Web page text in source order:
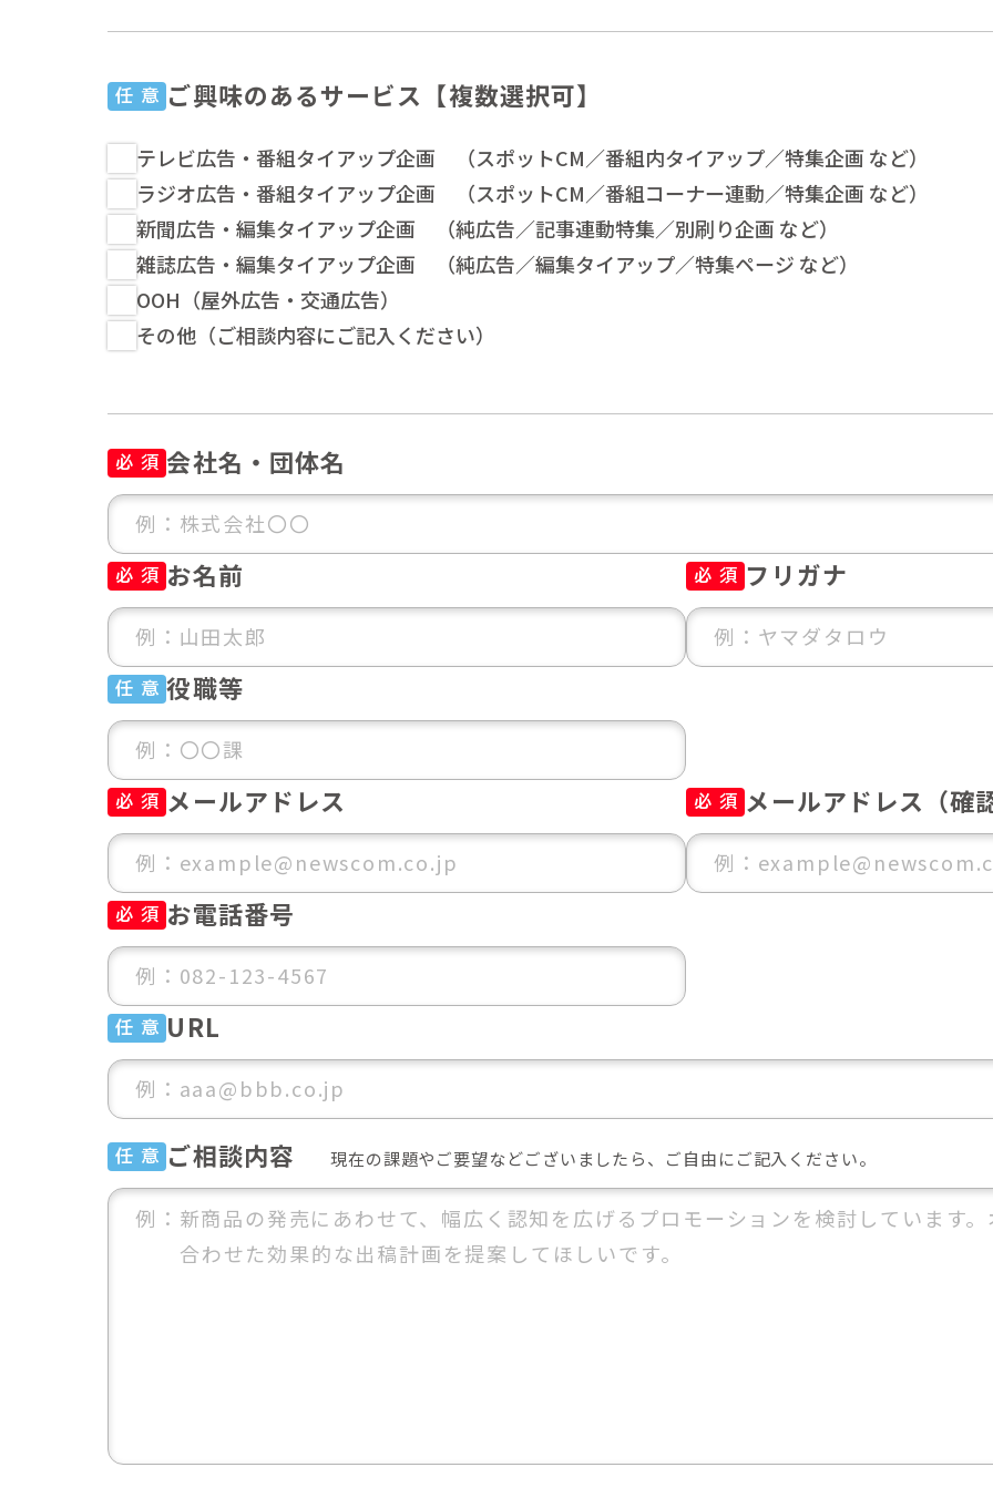
任 意 ご興味のあるサービス 【複数選択可】
テレビ広告・番組タイアップ企画 （スポットCM／番組内タイアップ／特集企画 など）
ラジオ広告・番組タイアップ企画 （スポットCM／番組コーナー連動／特集企画 など）
新聞広告・編集タイアップ企画 （純広告／記事連動特集／別刷り企画 など）
雑誌広告・編集タイアップ企画 （純広告／編集タイアップ／特集ページ など）
OOH（屋外広告・交通広告）
その他（ご相談内容にご記入ください）
必 須 会社名・団体名
必 須 お名前 必 須 フリガナ
任 意 役職等
必 須 メールアドレス 必 須 メールアドレス（確
必 須 お電話番号
任 意 URL
任 意 ご相談内容 現在の課題やご要望などございましたら、ご自由にご記入ください。